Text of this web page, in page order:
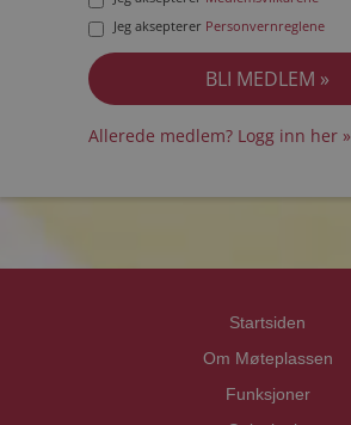
Jeg aksepterer Personvernreglene
Allerede medlem? Logg inn her »
Startsiden
Om Møteplassen
Funksjoner